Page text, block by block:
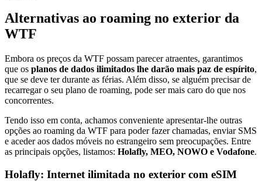
Alternativas ao roaming no exterior da
WTF
Embora os preços da WTF possam parecer atraentes, garantimos
que os planos de dados ilimitados lhe darão mais paz de espírito,
que se deve ter durante as férias. Além disso, se alguém precisar de
recarregar o seu plano de roaming, pode ser mais caro do que nos
concorrentes.
Tendo isso em conta, achamos conveniente apresentar-lhe outras
opções ao roaming da WTF para poder fazer chamadas, enviar SMS
e aceder aos dados móveis no estrangeiro sem preocupações. Entre
as principais opções, listamos: Holafly, MEO, NOWO e Vodafone.
Holafly: Internet ilimitada no exterior com eSIM